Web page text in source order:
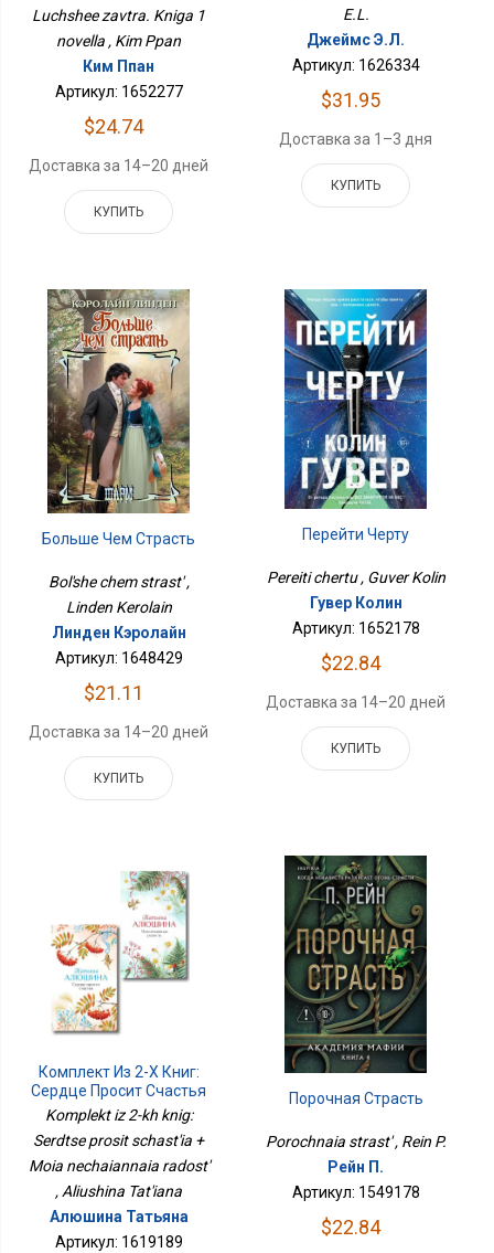
Luchshee zavtra. Kniga 1
novella , Kim Ppan
Ким Ппан
Артикул: 1652277
$24.74
Доставка за 14–20 дней
КУПИТЬ
E.L.
Джеймс Э.Л.
Артикул: 1626334
$31.95
Доставка за 1–3 дня
КУПИТЬ
Больше Чем Страсть
Bol'she chem strast' ,
Linden Kerolain
Линден Кэролайн
Артикул: 1648429
$21.11
Доставка за 14–20 дней
КУПИТЬ
Перейти Черту
Pereiti chertu , Guver Kolin
Гувер Колин
Артикул: 1652178
$22.84
Доставка за 14–20 дней
КУПИТЬ
Комплект Из 2-Х Книг:
Сердце Просит Счастья
+ Моя Нечаянная
Komplekt iz 2-kh knig:
Serdtse prosit schast'ia +
Moia nechaiannaia radost'
, Aliushina Tat'iana
Алюшина Татьяна
Артикул: 1619189
Порочная Страсть
Porochnaia strast' , Rein P.
Рейн П.
Артикул: 1549178
$22.84